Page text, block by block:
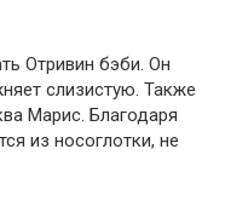
Отривин бэби. Он
слизистую. Также
Марис. Благодаря
из носоглотки, не